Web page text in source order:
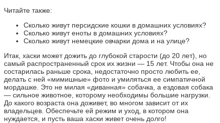
Читайте также:
Сколько живут персидские кошки в домашних условиях?
Сколько живут еноты в домашних условиях?
Сколько живут немецкие овчарки дома и на улице?
Итак, хаски может дожить до глубокой старости (до 20 лет), но
самый распространенный срок их жизни — 15 лет. Чтобы она не
состарилась раньше срока, недостаточно просто любить ее,
делать с ней «мимишные» фото и умиляться ее симпатичной
мордашке. Это не милая «диванная» собачка, а ездовая собака
— сильное животное, которому необходимы большие нагрузки.
До какого возраста она доживет, во многом зависит от их
владельцев. Обеспечьте ей режим и уход, в котором она
нуждается, и пусть ваша хаски живет очень долго!